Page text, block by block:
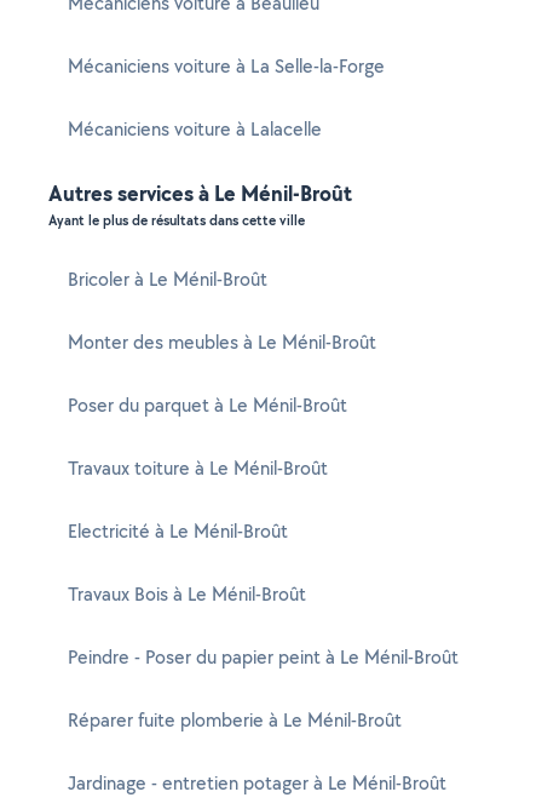
Mécaniciens voiture à La Selle-la-Forge
Mécaniciens voiture à Lalacelle
Autres services à Le Ménil-Broût
Ayant le plus de résultats dans cette ville
Bricoler à Le Ménil-Broût
Monter des meubles à Le Ménil-Broût
Poser du parquet à Le Ménil-Broût
Travaux toiture à Le Ménil-Broût
Electricité à Le Ménil-Broût
Travaux Bois à Le Ménil-Broût
Peindre - Poser du papier peint à Le Ménil-Broût
Réparer fuite plomberie à Le Ménil-Broût
Jardinage - entretien potager à Le Ménil-Broût